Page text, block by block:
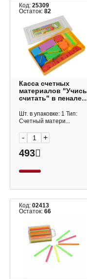
Код: 25309
Остаток: 82
Касса счетных
материалов "Учись
считать" в пенале
Шт. в упаковке: 1 Тип:
Счетный матери...
- +
493
Код: 02413
Остаток: 66